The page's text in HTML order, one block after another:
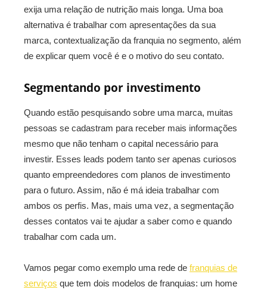
exija uma relação de nutrição mais longa. Uma boa
alternativa é trabalhar com apresentações da sua
marca, contextualização da franquia no segmento, além
de explicar quem você é e o motivo do seu contato.
Segmentando por investimento
Quando estão pesquisando sobre uma marca, muitas
pessoas se cadastram para receber mais informações
mesmo que não tenham o capital necessário para
investir. Esses leads podem tanto ser apenas curiosos
quanto empreendedores com planos de investimento
para o futuro. Assim, não é má ideia trabalhar com
ambos os perfis. Mas, mais uma vez, a segmentação
desses contatos vai te ajudar a saber como e quando
trabalhar com cada um.
Vamos pegar como exemplo uma rede de franquias de
serviços que tem dois modelos de franquias: um home